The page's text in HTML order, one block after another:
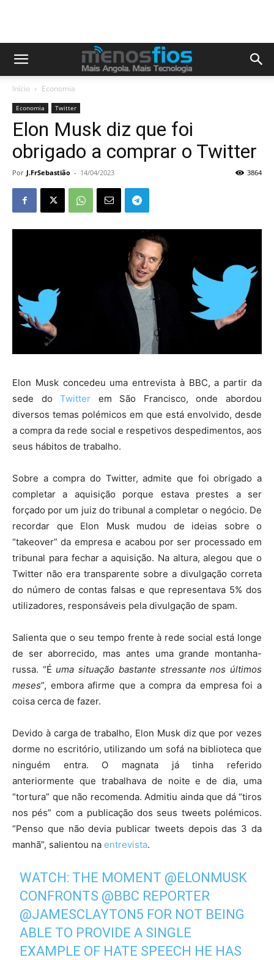
Início Economia
Economia Twitter
Elon Musk diz que foi
obrigado a comprar o Twitter
Por J.FrSebastião - 14/04/2023 3864
Elon Musk concedeu uma entrevista à BBC, a partir da
sede doTwitter em São Francisco, onde abordou
diversos temas polémicos em que está envolvido, desde
a compra da rede social e respetivos despedimentos, aos
seus hábitos de trabalho.
Sobre a compra do Twitter, admite que foi obrigado a
completar a aquisição porque estava prestes a ser
forçado por um juiz do tribunal a completar o negócio. De
recordar que Elon Musk mudou de ideias sobre o
“takeover” da empresa e acabou por ser processado em
tribunal para fechar a aquisição. Na altura, alegou que o
Twitter não era transparente sobre a divulgação correta
do número de contas falsas e que representava 5% dos
utilizadores, responsáveis pela divulgação de spam.
Salienta que o seu tempo frente à rede social está longe
de ser aborrecido, mas antes uma grande montanha-
russa. “É uma situação bastante stressante nos últimos
meses”, embora afirme que a compra da empresa foi a
coisa cerca de fazer.
Devido à carga de trabalho, Elon Musk diz que por vezes
dorme no escritório, utilizando um sofá na biblioteca que
ninguém entra. O magnata já tinha referido
anteriormente que trabalhava de noite e de dia, uma
“tortura” que não recomenda. Admitiu ainda que dá “tiros
nos pés” com a publicação dos seus tweets polémicos.
“Penso que não devia publicar tweets depois das 3 da
manhã”, salientou na entrevista.
WATCH: THE MOMENT @ELONMUSK
CONFRONTS @BBC REPORTER
@JAMESCLAYTON5 FOR NOT BEING
ABLE TO PROVIDE A SINGLE
EXAMPLE OF HATE SPEECH HE HAS